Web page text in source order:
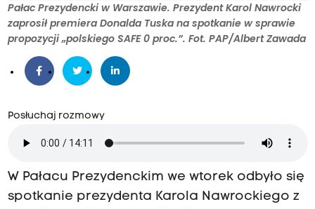
Pałac Prezydencki w Warszawie. Prezydent Karol Nawrocki
zaprosił premiera Donalda Tuska na spotkanie w sprawie
propozycji „polskiego SAFE 0 proc.”. Fot. PAP/Albert Zawada
Posłuchaj rozmowy
W Pałacu Prezydenckim we wtorek odbyło się
spotkanie prezydenta Karola Nawrockiego z